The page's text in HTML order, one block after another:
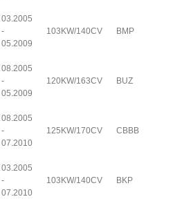
03.2005
-
05.2009
103KW/140CV BMP
08.2005
-
05.2009
120KW/163CV BUZ
08.2005
-
07.2010
125KW/170CV CBBB
03.2005
-
07.2010
103KW/140CV BKP